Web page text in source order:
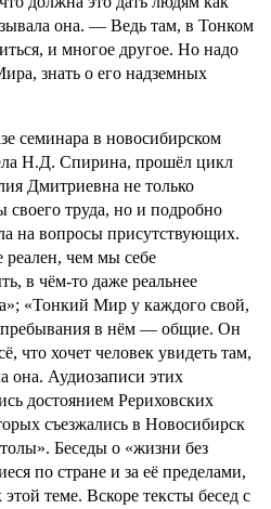
она. — Ведь там, в Тонком
и многое другое. Но надо
знать о его надземных
семинара в новосибирском
Н.Д. Спирина, прошёл цикл
Дмитриевна не только
своего труда, но и подробно
на вопросы присутствующих.
реален, чем мы себе
в чём-то даже реальнее
«Тонкий Мир у каждого свой,
в нём — общие. Он
что хочет человек увидеть там,
она. Аудиозаписи этих
достоянием Рериховских
съезжались в Новосибирск
Беседы о «жизни без
по стране и за её пределами,
теме. Вскоре тексты бесед с